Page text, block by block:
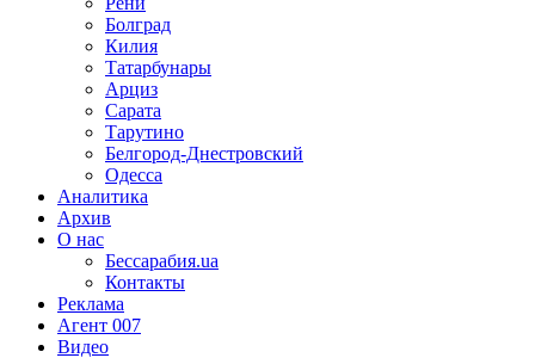
Болград
Килия
Татарбунары
Арциз
Сарата
Тарутино
Белгород-Днестровский
Одесса
Аналитика
Архив
О нас
Бессарабия.ua
Контакты
Реклама
Агент 007
Видео